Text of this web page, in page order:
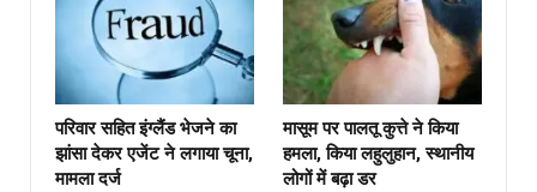
परिवार सहित इंग्लैंड भेजने का
झांसा देकर एजेंट ने लगाया चूना,
मामला दर्ज
मासूम पर पालतू कुत्ते ने किया
हमला, किया लहुलुहान, स्थानीय
लोगों में बढ़ा डर